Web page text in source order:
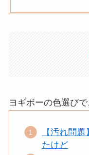
ヨギボーの色選び
【汚れ問
たけど